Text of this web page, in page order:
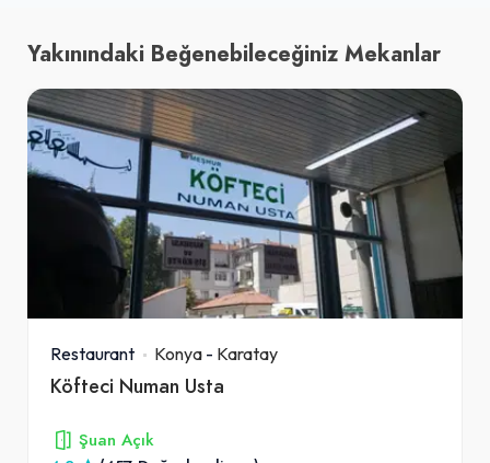
Yakınındaki Beğenebileceğiniz Mekanlar
Restaurant Konya - Karatay
Köfteci Numan Usta
Şuan Açık